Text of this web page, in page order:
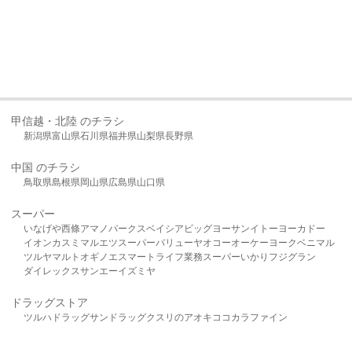
甲信越・北陸 のチラシ
新潟県富山県石川県福井県山梨県長野県
中国 のチラシ
鳥取県島根県岡山県広島県山口県
スーパー
いなげや西條アマノパークスベイシア ビッグヨーサンイトーヨーカドー
イオンカスミ マルエツスーパーバリューヤオコーオーケー ヨークベニマル
ツルヤマルト オギノ エスマート ライフ業務スーパーいかり フジグラン
ダイレックスサンエーイズミヤ
ドラッグストア
ツルハドラッグサンドラッグクスリのアオキ ココカラファイン